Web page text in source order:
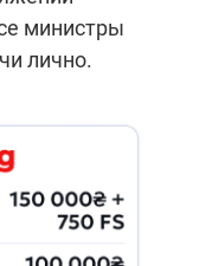
министры
лично.